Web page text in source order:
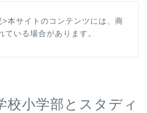
本サイトのコンテンツには、商
いる場合があります。
校小学部とスタディ